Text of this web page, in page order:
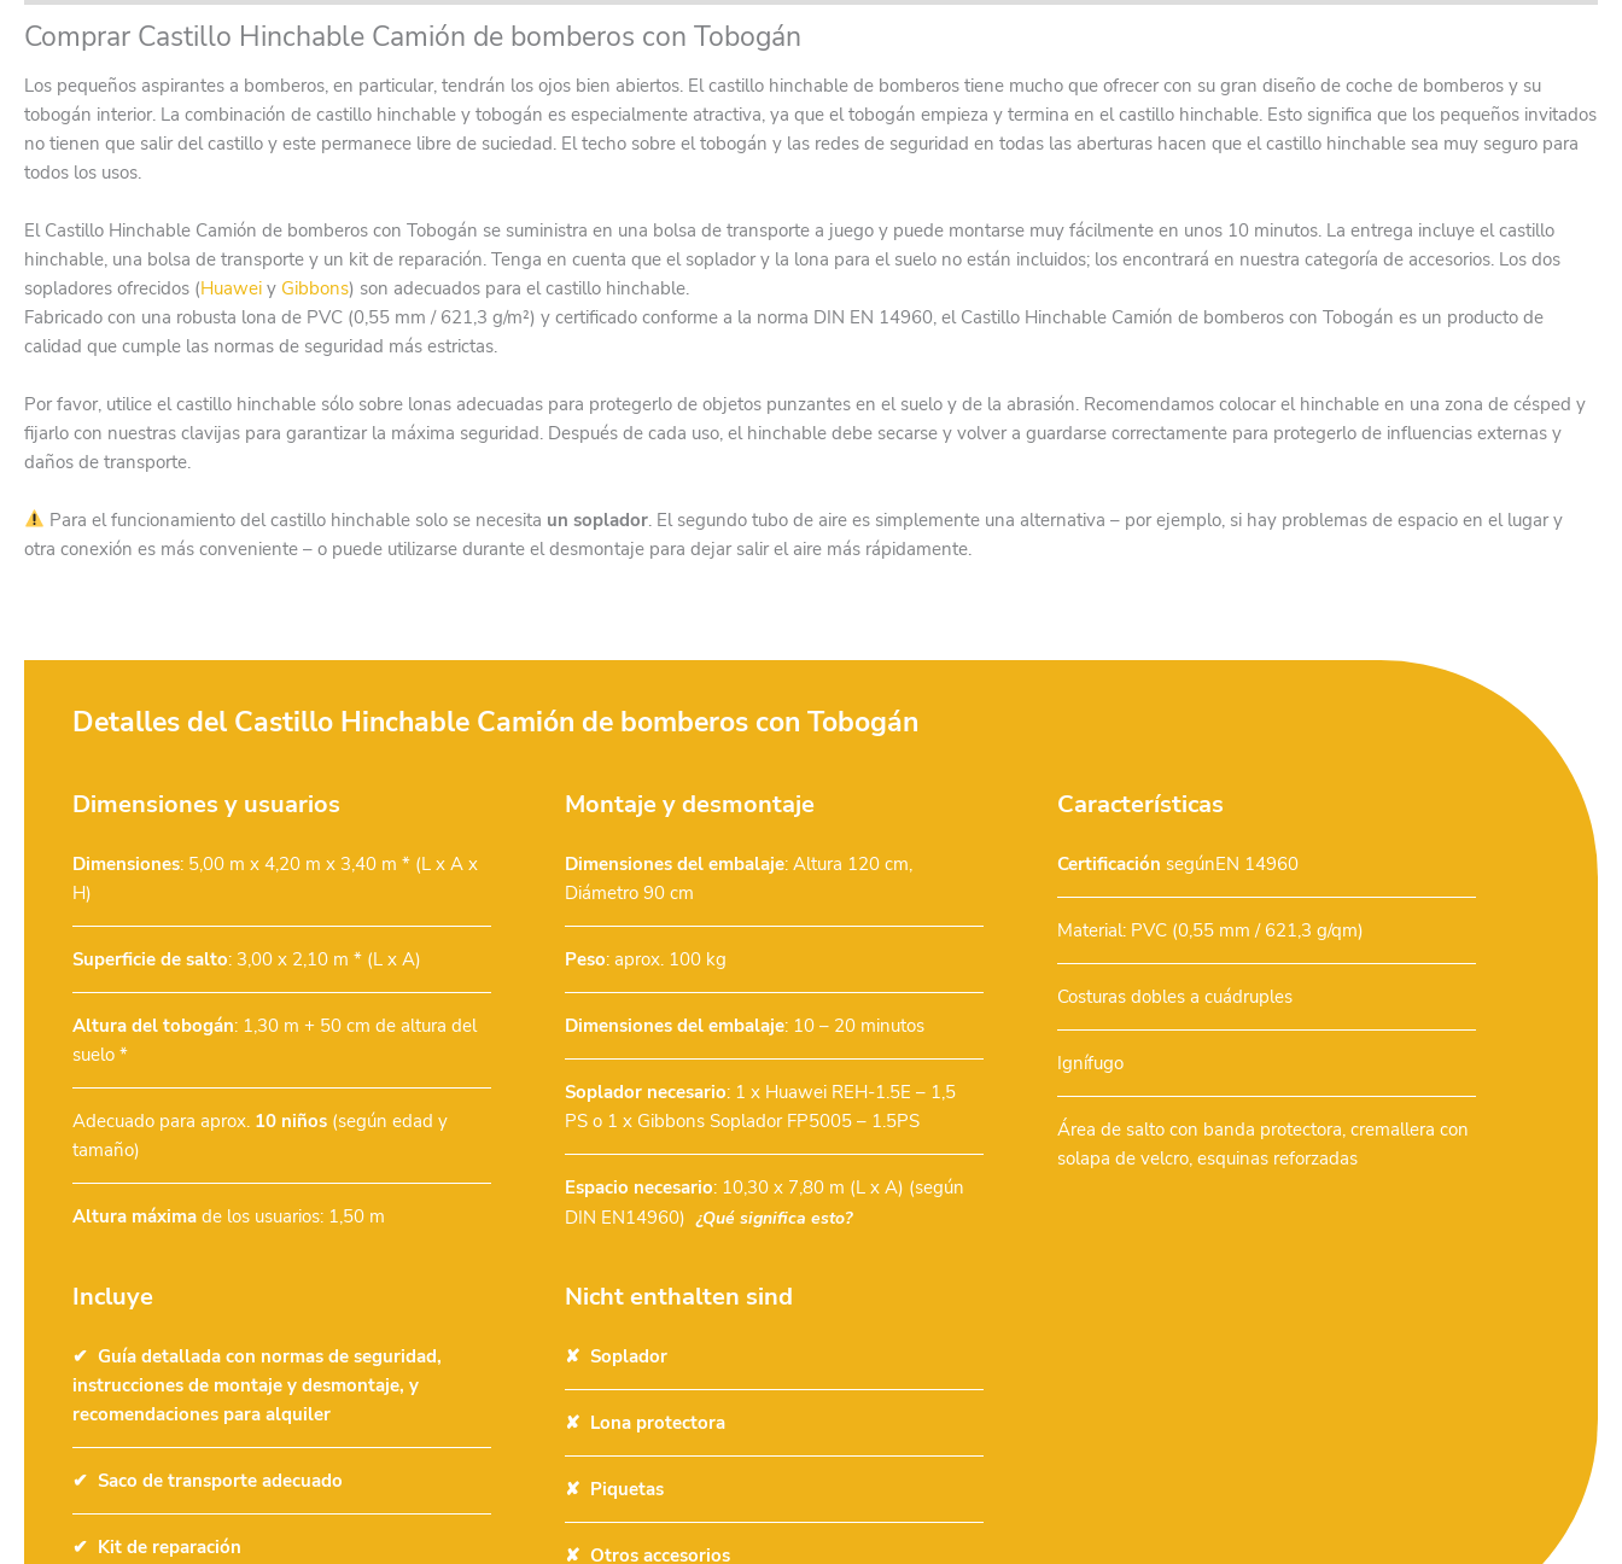
Comprar Castillo Hinchable Camión de bomberos con Tobogán
Los pequeños aspirantes a bomberos, en particular, tendrán los ojos bien abiertos. El castillo hinchable de bomberos tiene mucho que ofrecer con su gran diseño de coche de bomberos y su
tobogán interior. La combinación de castillo hinchable y tobogán es especialmente atractiva, ya que el tobogán empieza y termina en el castillo hinchable. Esto significa que los pequeños invitados
no tienen que salir del castillo y este permanece libre de suciedad. El techo sobre el tobogán y las redes de seguridad en todas las aberturas hacen que el castillo hinchable sea muy seguro para
todos los usos.
El Castillo Hinchable Camión de bomberos con Tobogán se suministra en una bolsa de transporte a juego y puede montarse muy fácilmente en unos 10 minutos. La entrega incluye el castillo
hinchable, una bolsa de transporte y un kit de reparación. Tenga en cuenta que el soplador y la lona para el suelo no están incluidos; los encontrará en nuestra categoría de accesorios. Los dos
sopladores ofrecidos (Huawei y Gibbons) son adecuados para el castillo hinchable.
Fabricado con una robusta lona de PVC (0,55 mm / 621,3 g/m²) y certificado conforme a la norma DIN EN 14960, el Castillo Hinchable Camión de bomberos con Tobogán es un producto de
calidad que cumple las normas de seguridad más estrictas.
Por favor, utilice el castillo hinchable sólo sobre lonas adecuadas para protegerlo de objetos punzantes en el suelo y de la abrasión. Recomendamos colocar el hinchable en una zona de césped y
fijarlo con nuestras clavijas para garantizar la máxima seguridad. Después de cada uso, el hinchable debe secarse y volver a guardarse correctamente para protegerlo de influencias externas y
daños de transporte.
Para el funcionamiento del castillo hinchable solo se necesita un soplador. El segundo tubo de aire es simplemente una alternativa – por ejemplo, si hay problemas de espacio en el lugar y
otra conexión es más conveniente – o puede utilizarse durante el desmontaje para dejar salir el aire más rápidamente.
Detalles del Castillo Hinchable Camión de bomberos con Tobogán
Dimensiones y usuarios
Dimensiones: 5,00 m x 4,20 m x 3,40 m * (L x A x
H)
Superficie de salto: 3,00 x 2,10 m * (L x A)
Altura del tobogán: 1,30 m + 50 cm de altura del
suelo *
Adecuado para aprox. 10 niños (según edad y
tamaño)
Altura máxima de los usuarios: 1,50 m
Montaje y desmontaje
Dimensiones del embalaje: Altura 120 cm,
Diámetro 90 cm
Peso: aprox. 100 kg
Dimensiones del embalaje: 10 – 20 minutos
Soplador necesario: 1 x Huawei REH-1.5E – 1,5
PS o 1 x Gibbons Soplador FP5005 – 1.5PS
Espacio necesario: 10,30 x 7,80 m (L x A) (según
DIN EN14960) ¿Qué significa esto?
Características
Certificación segúnEN 14960
Material: PVC (0,55 mm / 621,3 g/qm)
Costuras dobles a cuádruples
Ignífugo
Área de salto con banda protectora, cremallera con
solapa de velcro, esquinas reforzadas
Incluye
Guía detallada con normas de seguridad,
instrucciones de montaje y desmontaje, y
recomendaciones para alquiler
Saco de transporte adecuado
Kit de reparación
Nicht enthalten sind
Soplador
Lona protectora
Piquetas
Otros accesorios